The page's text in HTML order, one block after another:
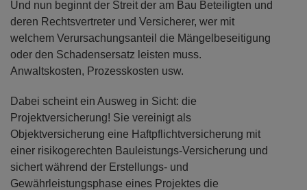
Und nun beginnt der Streit der am Bau Beteiligten und
deren Rechtsvertreter und Versicherer, wer mit
welchem Verursachungsanteil die Mängelbeseitigung
oder den Schadensersatz leisten muss.
Anwaltskosten, Prozesskosten usw.
Dabei scheint ein Ausweg in Sicht: die
Projektversicherung! Sie vereinigt als
Objektversicherung eine Haftpflichtversicherung mit
einer risikogerechten Bauleistungs-Versicherung und
sichert während der Erstellungs- und
Gewährleistungsphase eines Projektes die